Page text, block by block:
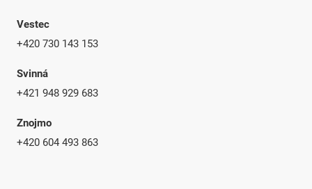
Vestec
+420 730 143 153
Svinná
+421 948 929 683
Znojmo
+420 604 493 863